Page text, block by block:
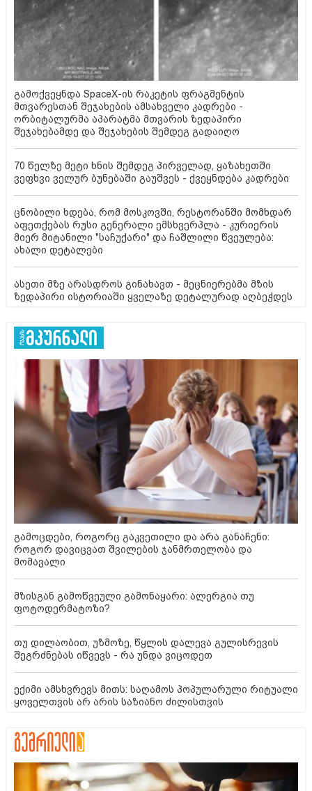
გამოქვეყნდა SpaceX-ის რაკეტის ფრაგმენტის
მთვარესთან შეჯახების ამსახველი კადრები -
ორბიტალურმა აპარატმა მთვარის ზედაპირი
შეჯახებამდე და შეჯახების შემდეგ გადაიღო
70 წელზე მეტი ხნის შემდეგ პირველად, ყაზახეთში
ვეფხვი ველურ ბუნებაში გაუშვეს - ქვეყნდება კადრები
ცნობილი ხდება, რომ მოსკოვში, რესტორანში მომხდარ
აფეთქებას რუსი გენერალი ემსხვერპლა - კურიერის
მიერ მიტანილი "საჩუქარი" და ჩაშლილი წვეულება:
ახალი დეტალები
ასეთი მზე არასდროს გინახავთ - მეცნიერებმა მზის
ზედაპირი ისტორიაში ყველაზე დეტალურად აღბეჭდეს
გამოცდები, როგორც გაკვეთილი და არა განაჩენი:
როგორ დავიცვათ შვილების ჯანმრთელობა და
მომავალი
მზისგან გამოწვეული გამონაყარი: ალერგია თუ
ფოტოდერმატოზი?
თუ დილაობით, უზმოზე, წყლის დალევა გულისრევის
შეგრძნებას იწვევს - რა უნდა ვიცოდეთ
ექიმი ამსხვრევს მითს: საღამოს პოპულარული რიტუალი
ყოველთვის არ არის საზიანო ძილისთვის